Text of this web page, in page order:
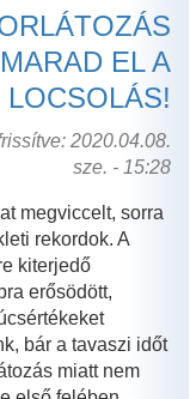
EL A
2020.04.08.
sze. - 15:28
megviccelt, sorra
rekordok. A
kiterjedő
erősödött,
bár a tavaszi időt
miatt nem